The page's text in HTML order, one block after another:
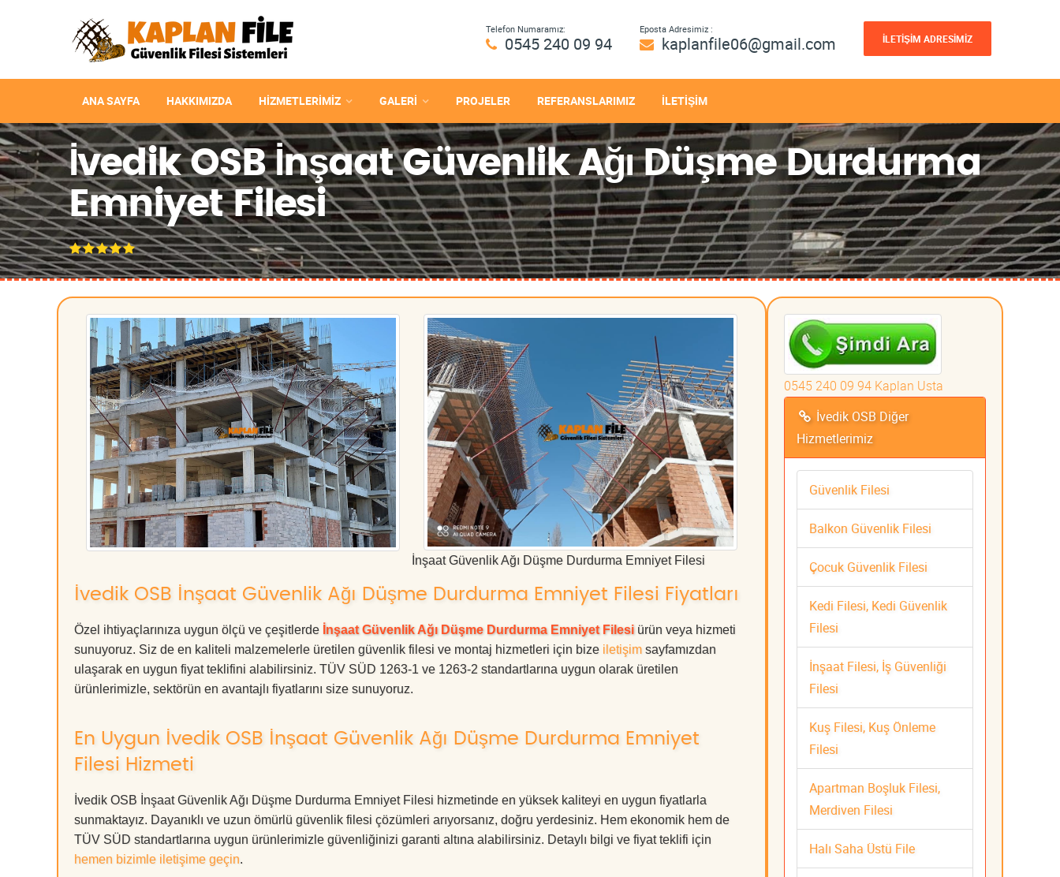
Telefon Numaramız:
0545 240 09 94
Eposta Adresimiz :
kaplanfile06@gmail.com İLETİŞİM ADRESİMİZ
ANA SAYFA HAKKIMIZDA HIZMETLERIMIZ GALERİ PROJELER REFERANSLARIMIZ İLETİŞİM
İvedik OSB İnşaat Güvenlik Ağı Düşme Durdurma
Emniyet Filesi
İnşaat Güvenlik Ağı Düşme Durdurma Emniyet Filesi
İvedik OSB İnşaat Güvenlik Ağı Düşme Durdurma Emniyet Filesi Fiyatları
Özel ihtiyaçlarınıza uygun ölçü ve çeşitlerde İnşaat Güvenlik Ağı Düşme Durdurma Emniyet Filesi ürün veya hizmeti
sunuyoruz. Siz de en kaliteli malzemelerle üretilen güvenlik filesi ve montaj hizmetleri için bize iletişim sayfamızdan
ulaşarak en uygun fiyat teklifini alabilirsiniz. TÜV SÜD 1263-1 ve 1263-2 standartlarına uygun olarak üretilen
ürünlerimizle, sektörün en avantajlı fiyatlarını size sunuyoruz.
En Uygun İvedik OSB İnşaat Güvenlik Ağı Düşme Durdurma Emniyet
Filesi Hizmeti
İvedik OSB İnşaat Güvenlik Ağı Düşme Durdurma Emniyet Filesi hizmetinde en yüksek kaliteyi en uygun fiyatlarla
sunmaktayız. Dayanıklı ve uzun ömürlü güvenlik filesi çözümleri arıyorsanız, doğru yerdesiniz. Hem ekonomik hem de
TÜV SÜD standartlarına uygun ürünlerimizle güvenliğinizi garanti altına alabilirsiniz. Detaylı bilgi ve fiyat teklifi için
hemen bizimle iletişime geçin.
0545 240 09 94 Kaplan Usta
İvedik OSB Diğer
Hizmetlerimiz
Güvenlik Filesi
Balkon Güvenlik Filesi
Çocuk Güvenlik Filesi
Kedi Filesi, Kedi Güvenlik
Filesi
İnşaat Filesi, İş Güvenliği
Filesi
Kuş Filesi, Kuş Önleme
Filesi
Apartman Boşluk Filesi,
Merdiven Filesi
Halı Saha Üstü File